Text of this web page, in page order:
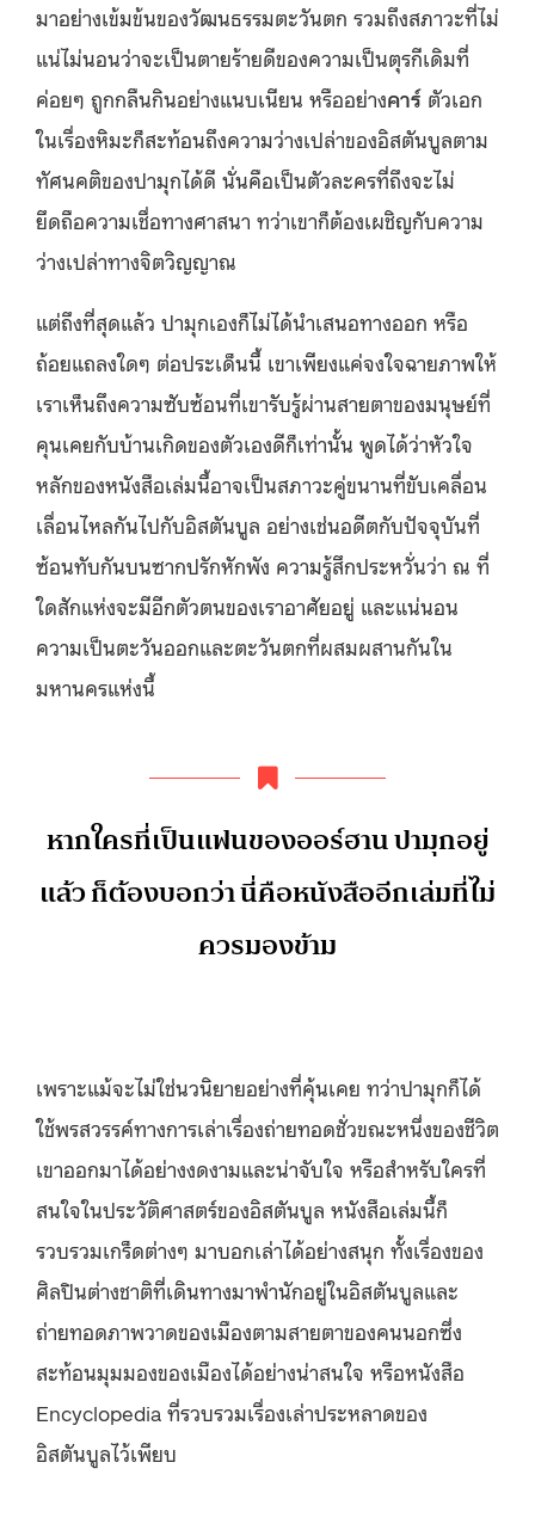
มาอย่างเข้มข้นของวัฒนธรรมตะวันตก รวมถึงสภาวะที่ไม่
แน่ไม่นอนว่าจะเป็นตายร้ายดีของความเป็นตุรกีเดิมที่
ค่อยๆ ถูกกลืนกินอย่างแนบเนียน หรืออย่างคาร์ ตัวเอก
ในเรื่องหิมะก็สะท้อนถึงความว่างเปล่าของอิสตันบูลตาม
ทัศนคติของปามุกได้ดี นั่นคือเป็นตัวละครที่ถึงจะไม่
ยึดถือความเชื่อทางศาสนา ทว่าเขาก็ต้องเผชิญกับความ
ว่างเปล่าทางจิตวิญญาณ
แต่ถึงที่สุดแล้ว ปามุกเองก็ไม่ได้นำเสนอทางออก หรือ
ถ้อยแถลงใดๆ ต่อประเด็นนี้ เขาเพียงแค่จงใจฉายภาพให้
เราเห็นถึงความซับซ้อนที่เขารับรู้ผ่านสายตาของมนุษย์ที่
คุนเคยกับบ้านเกิดของตัวเองดีก็เท่านั้น พูดได้ว่าหัวใจ
หลักของหนังสือเล่มนี้อาจเป็นสภาวะคู่ขนานที่ขับเคลื่อน
เลื่อนไหลกันไปกับอิสตันบูล อย่างเช่นอดีตกับปัจจุบันที่
ซ้อนทับกันบนซากปรักหักพัง ความรู้สึกประหวั่นว่า ณ ที่
ใดสักแห่งจะมีอีกตัวตนของเราอาศัยอยู่ และแน่นอน
ความเป็นตะวันออกและตะวันตกที่ผสมผสานกันใน
มหานครแห่งนี้
หากใครที่เป็นแฟนของออร์ฮาน ปามุกอยู่
แล้ว ก็ต้องบอกว่า นี่คือหนังสืออีกเล่มที่ไม่
ควรมองข้าม
เพราะแม้จะไม่ใช่นวนิยายอย่างที่คุ้นเคย ทว่าปามุกก็ได้
ใช้พรสวรรค์ทางการเล่าเรื่องถ่ายทอดชั่วขณะหนึ่งของชีวิต
เขาออกมาได้อย่างงดงามและน่าจับใจ หรือสำหรับใครที่
สนใจในประวัติศาสตร์ของอิสตันบูล หนังสือเล่มนี้ก็
รวบรวมเกร็ดต่างๆ มาบอกเล่าได้อย่างสนุก ทั้งเรื่องของ
ศิลปินต่างชาติที่เดินทางมาพำนักอยู่ในอิสตันบูลและ
ถ่ายทอดภาพวาดของเมืองตามสายตาของคนนอกซึ่ง
สะท้อนมุมมองของเมืองได้อย่างน่าสนใจ หรือหนังสือ
Encyclopedia ที่รวบรวมเรื่องเล่าประหลาดของ
อิสตันบูลไว้เพียบ